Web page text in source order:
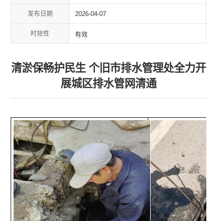
发布日期 2026-04-07
时效性 有效
清淤保畅护民生 个旧市排水管理处全力开
展城区排水管网清通